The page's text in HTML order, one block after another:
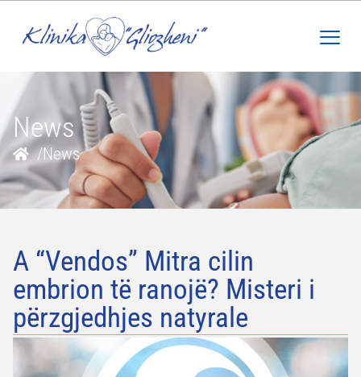
News
/News
A “Vendos” Mitra cilin
embrion të ranojë? Misteri i
përzgjedhjes natyrale